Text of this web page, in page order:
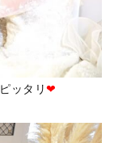
ッタリ❤